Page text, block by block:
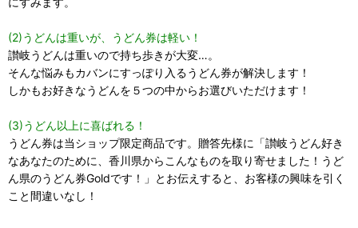
(2)うどんは重いが、うどん券は軽い！
讃岐うどんは重いので持ち歩きが大変…。
そんな悩みもカバンにすっぽり入るうどん券が解決します！
しかもお好きなうどんを５つの中からお選びいただけます！
(3)うどん以上に喜ばれる！
うどん券は当ショップ限定商品です。贈答先様に「讃岐うどん好き
なあなたのために、香川県からこんなものを取り寄せました！うど
ん県のうどん券Goldです！」とお伝えすると、お客様の興味を引く
こと間違いなし！